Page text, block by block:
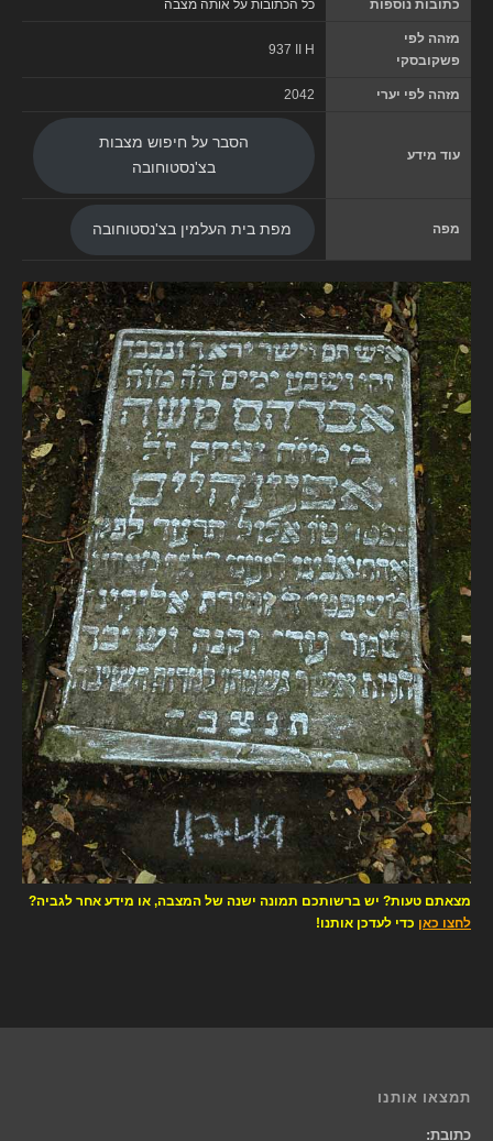
כתובות נוספות כל הכתובות על אותה מצבה
מזהה לפי
פשקובסקי
937 II H
מזהה לפי יערי 2042
עוד מידע
הסבר על חיפוש מצבות
בצ'נסטוחובה
מפה מפת בית העלמין בצ'נסטוחובה
מצאתם טעות? יש ברשותכם תמונה ישנה של המצבה, או מידע אחר לגביה?
לחצו כאן כדי לעדכן אותנו!
תמצאו אותנו
כתובת: